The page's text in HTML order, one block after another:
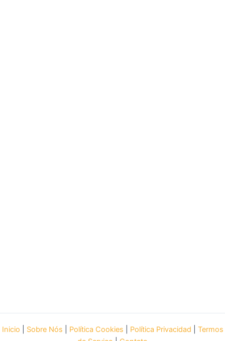
Inicio Sobre Nós Política Cookies Política Privacidad
Termos